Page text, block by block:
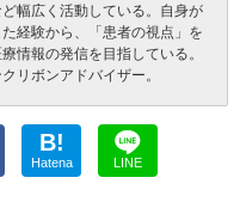
幅広く活動している。自身が
経験から、「患者の視点」を
情報の発信を目指している。
リボンアドバイザー。
B!
Hatena LINE